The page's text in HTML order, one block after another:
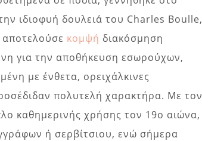
ιδιοφυή δουλειά του Charles Boulle,
αποτελούσε κομψή διακόσμηση
για την αποθήκευση εσωρούχων,
με ένθετα, ορειχάλκινες
πολυτελή χαρακτήρα. Με τον
καθημερινής χρήσης τον 19ο αιώνα,
ή σερβίτσιου, ενώ σήμερα